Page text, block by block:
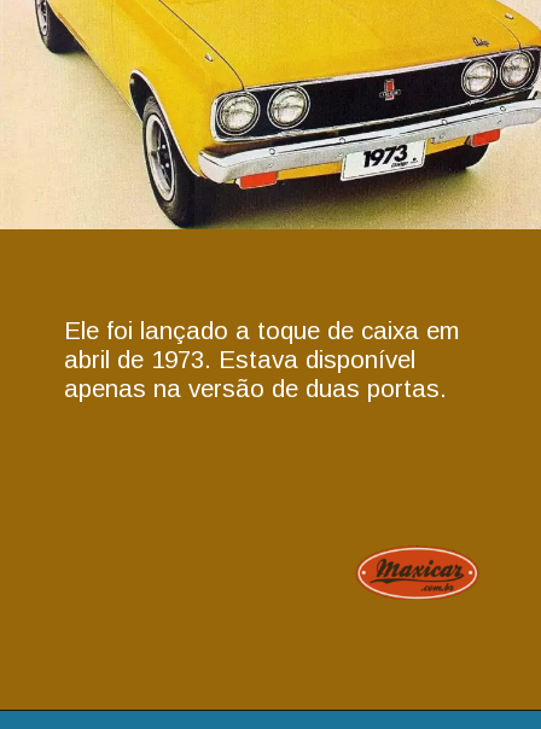
Ele foi lançado a toque de caixa em
abril de 1973. Estava disponível
apenas na versão de duas portas.